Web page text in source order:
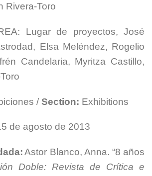
Rivera-Toro
Lugar de proyectos, José
Elsa Meléndez, Rogelio
Candelaria, Myritza Castillo,
/ Section: Exhibitions
de agosto de 2013
Astor Blanco, Anna. “8 años
Doble: Revista de Crítica e